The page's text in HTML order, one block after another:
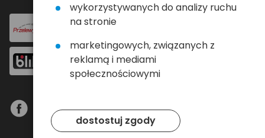
wykorzystywanych do analizy ruchu
na stronie
marketingowych, związanych z
reklamą i mediami
społecznościowymi
dostostuj zgody